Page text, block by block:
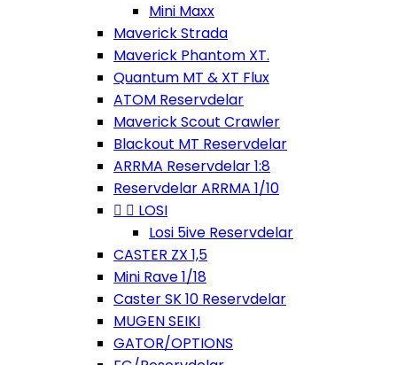
Mini Maxx
Maverick Strada
Maverick Phantom XT.
Quantum MT & XT Flux
ATOM Reservdelar
Maverick Scout Crawler
Blackout MT Reservdelar
ARRMA Reservdelar 1:8
Reservdelar ARRMA 1/10
  LOSI
Losi 5ive Reservdelar
CASTER ZX 1,5
Mini Rave 1/18
Caster SK 10 Reservdelar
MUGEN SEIKI
GATOR/OPTIONS